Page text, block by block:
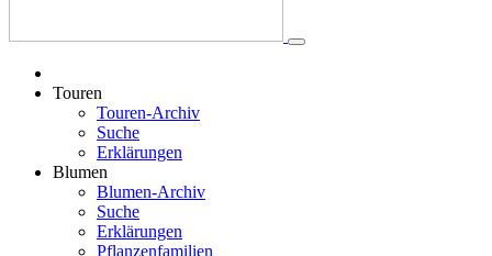
Touren
Touren-Archiv
Suche
Erklärungen
Blumen
Blumen-Archiv
Suche
Erklärungen
Pflanzenfamilien